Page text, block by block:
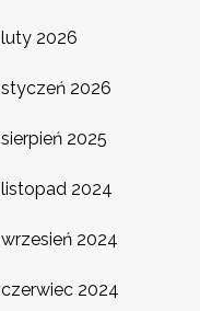
luty 2026
styczeń 2026
sierpień 2025
listopad 2024
wrzesień 2024
czerwiec 2024